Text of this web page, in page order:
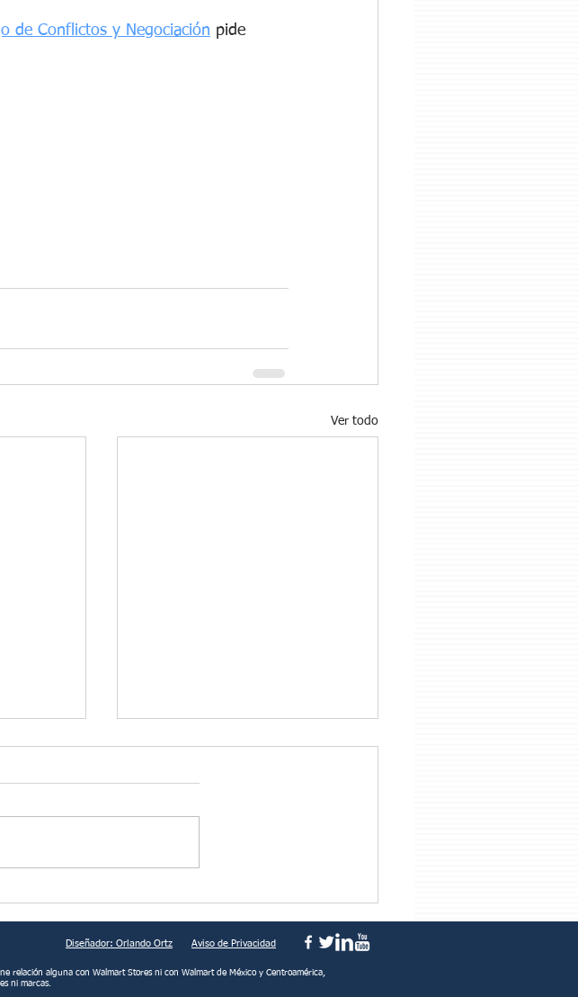
de Conflictos y Negociación pide
Ver todo
Diseñador: Orlando Ortz Aviso de Privacidad
relación alguna con Walmart Stores ni con Walmart de México y Centroamérica,
ni marcas.